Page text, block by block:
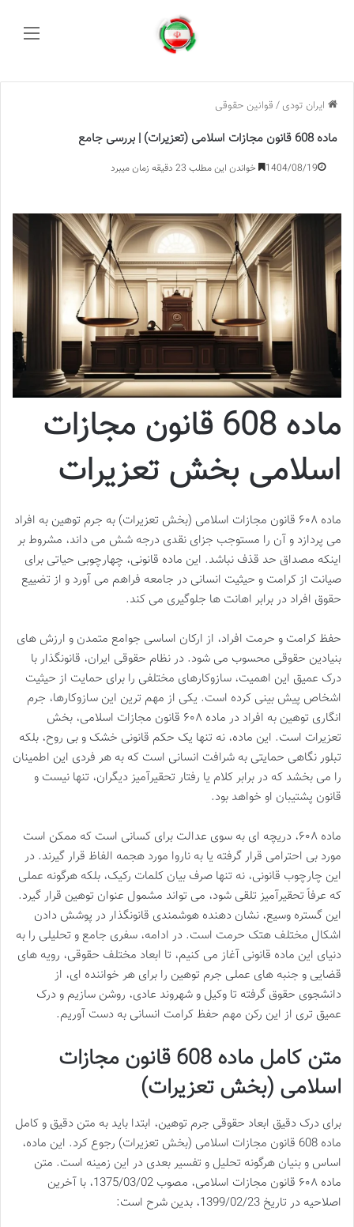
ایران تودی / قوانین حقوقی
ماده 608 قانون مجازات اسلامی (تعزیرات) | بررسی جامع
1404/08/19 خواندن این مطلب 23 دقیقه زمان میبرد
ماده 608 قانون مجازات
اسلامی بخش تعزیرات
ماده ۶۰۸ قانون مجازات اسلامی (بخش تعزیرات) به جرم توهین به افراد
می پردازد و آن را مستوجب جزای نقدی درجه شش می داند، مشروط بر
اینکه مصداق حد قذف نباشد. این ماده قانونی، چهارچوبی حیاتی برای
صیانت از کرامت و حیثیت انسانی در جامعه فراهم می آورد و از تضییع
حقوق افراد در برابر اهانت ها جلوگیری می کند.
حفظ کرامت و حرمت افراد، از ارکان اساسی جوامع متمدن و ارزش های
بنیادین حقوقی محسوب می شود. در نظام حقوقی ایران، قانونگذار با
درک عمیق این اهمیت، سازوکارهای مختلفی را برای حمایت از حیثیت
اشخاص پیش بینی کرده است. یکی از مهم ترین این سازوکارها، جرم
انگاری توهین به افراد در ماده ۶۰۸ قانون مجازات اسلامی، بخش
تعزیرات است. این ماده، نه تنها یک حکم قانونی خشک و بی روح، بلکه
تبلور نگاهی حمایتی به شرافت انسانی است که به هر فردی این اطمینان
را می بخشد که در برابر کلام یا رفتار تحقیرآمیز دیگران، تنها نیست و
قانون پشتیبان او خواهد بود.
ماده ۶۰۸، دریچه ای به سوی عدالت برای کسانی است که ممکن است
مورد بی احترامی قرار گرفته یا به ناروا مورد هجمه الفاظ قرار گیرند. در
این چارچوب قانونی، نه تنها صرف بیان کلمات رکیک، بلکه هرگونه عملی
که عرفاً تحقیرآمیز تلقی شود، می تواند مشمول عنوان توهین قرار گیرد.
این گستره وسیع، نشان دهنده هوشمندی قانونگذار در پوشش دادن
اشکال مختلف هتک حرمت است. در ادامه، سفری جامع و تحلیلی را به
دنیای این ماده قانونی آغاز می کنیم، تا ابعاد مختلف حقوقی، رویه های
قضایی و جنبه های عملی جرم توهین را برای هر خواننده ای، از
دانشجوی حقوق گرفته تا وکیل و شهروند عادی، روشن سازیم و درک
عمیق تری از این رکن مهم حفظ کرامت انسانی به دست آوریم.
متن کامل ماده 608 قانون مجازات
اسلامی (بخش تعزیرات)
برای درک دقیق ابعاد حقوقی جرم توهین، ابتدا باید به متن دقیق و کامل
ماده 608 قانون مجازات اسلامی (بخش تعزیرات) رجوع کرد. این ماده،
اساس و بنیان هرگونه تحلیل و تفسیر بعدی در این زمینه است. متن
ماده ۶۰۸ قانون مجازات اسلامی، مصوب 1375/03/02، با آخرین
اصلاحیه در تاریخ 1399/02/23، بدین شرح است: